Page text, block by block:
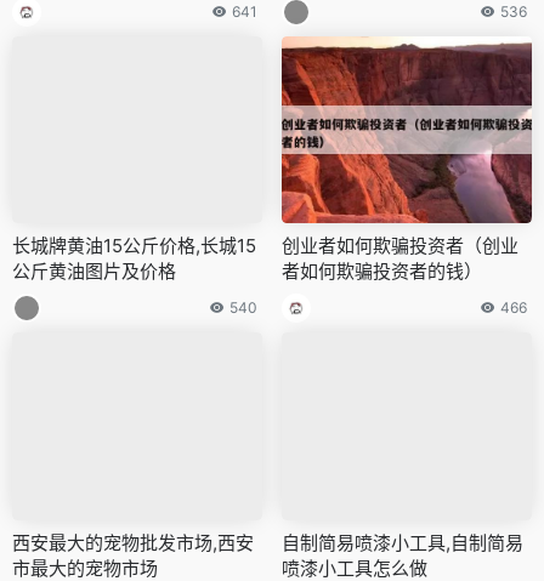
641 536
长城牌黄油15公斤价格,长城15
公斤黄油图片及价格
540
创业者如何欺骗投资者（创业
者如何欺骗投资者的钱）
466
西安最大的宠物批发市场,西安
市最大的宠物市场
自制简易喷漆小工具,自制简易
喷漆小工具怎么做